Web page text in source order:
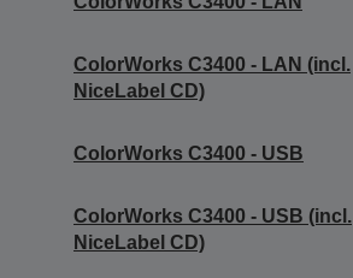
ColorWorks C3400 - LAN (incl.
NiceLabel CD)
ColorWorks C3400 - USB
ColorWorks C3400 - USB (incl.
NiceLabel CD)